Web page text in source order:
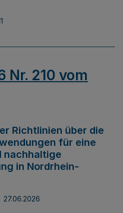
Nr. 210 vom
Richtlinien über die
für eine
nachhaltige
in Nordrhein-
27.06.2026